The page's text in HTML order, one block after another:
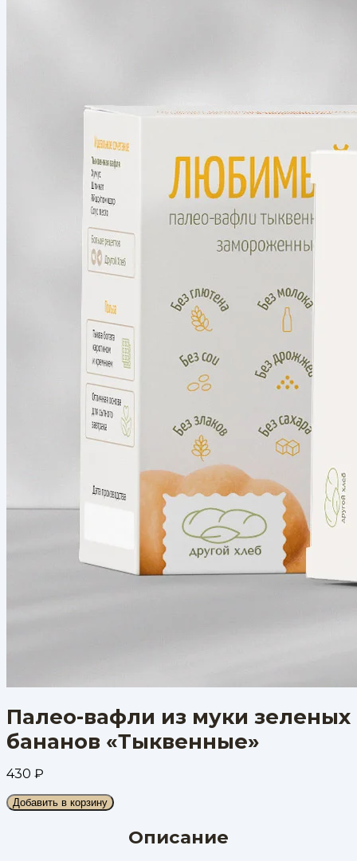
Палео-вафли из муки зеленых
бананов «Тыквенные»
430 ₽
Добавить в корзину
Описание